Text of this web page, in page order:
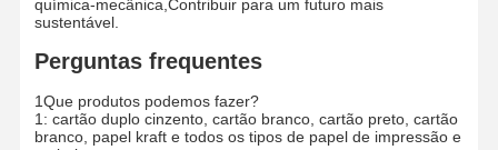
Cartão ondulado
Papel do papel de jornal
papel de pedra
química-mecânica,Contribuir para um futuro mais
sustentável.
Perguntas frequentes
1Que produtos podemos fazer?
1: cartão duplo cinzento, cartão branco, cartão preto, cartão
branco, papel kraft e todos os tipos de papel de impressão e